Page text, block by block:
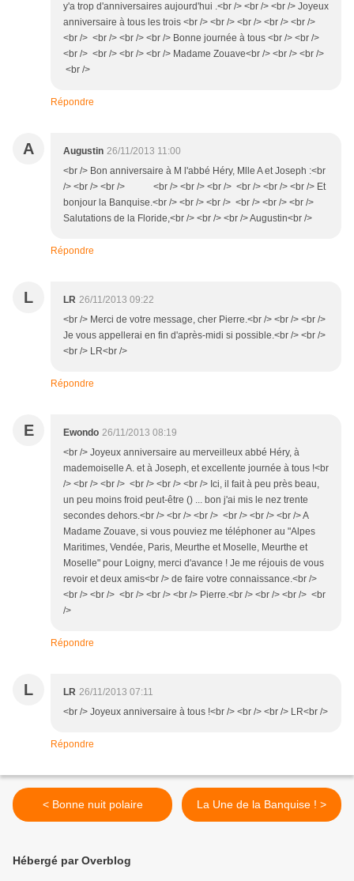
y'a trop d'anniversaires aujourd'hui .<br /> <br /> <br /> Joyeux
anniversaire à tous les trois <br /> <br /> <br /> <br /> <br />
<br /> <br /> <br /> <br /> Bonne journée à tous <br /> <br />
<br /> <br /> <br /> <br /> Madame Zouave<br /> <br /> <br />
<br />
Répondre
A Augustin 26/11/2013 11:00
<br /> Bon anniversaire à M l'abbé Héry, Mlle A et Joseph :<br
/> <br /> <br /> <br /> <br /> <br /> <br /> <br /> <br /> Et
bonjour la Banquise.<br /> <br /> <br /> <br /> <br /> <br />
Salutations de la Floride,<br /> <br /> <br /> Augustin<br />
Répondre
L LR 26/11/2013 09:22
<br /> Merci de votre message, cher Pierre.<br /> <br /> <br />
Je vous appellerai en fin d'après-midi si possible.<br /> <br />
<br /> LR<br />
Répondre
E Ewondo 26/11/2013 08:19
<br /> Joyeux anniversaire au merveilleux abbé Héry, à
mademoiselle A. et à Joseph, et excellente journée à tous !<br
/> <br /> <br /> <br /> <br /> <br /> Ici, il fait à peu près beau,
un peu moins froid peut-être () ... bon j'ai mis le nez trente
secondes dehors.<br /> <br /> <br /> <br /> <br /> <br /> A
Madame Zouave, si vous pouviez me téléphoner au "Alpes
Maritimes, Vendée, Paris, Meurthe et Moselle, Meurthe et
Moselle" pour Loigny, merci d'avance ! Je me réjouis de vous
revoir et deux amis<br /> de faire votre connaissance.<br />
<br /> <br /> <br /> <br /> <br /> Pierre.<br /> <br /> <br /> <br
/>
Répondre
L LR 26/11/2013 07:11
<br /> Joyeux anniversaire à tous !<br /> <br /> <br /> LR<br />
Répondre
< Bonne nuit polaire La Une de la Banquise ! >
Hébergé par Overblog